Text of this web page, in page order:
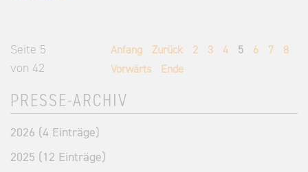
Seite 5
von 42
Anfang Zurück 2 3 4 5 6 7
8
Vorwärts
Ende
PRESSE-ARCHIV
2026 (4 Einträge)
2025 (12 Einträge)